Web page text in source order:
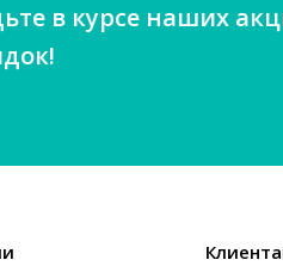
в курсе наших